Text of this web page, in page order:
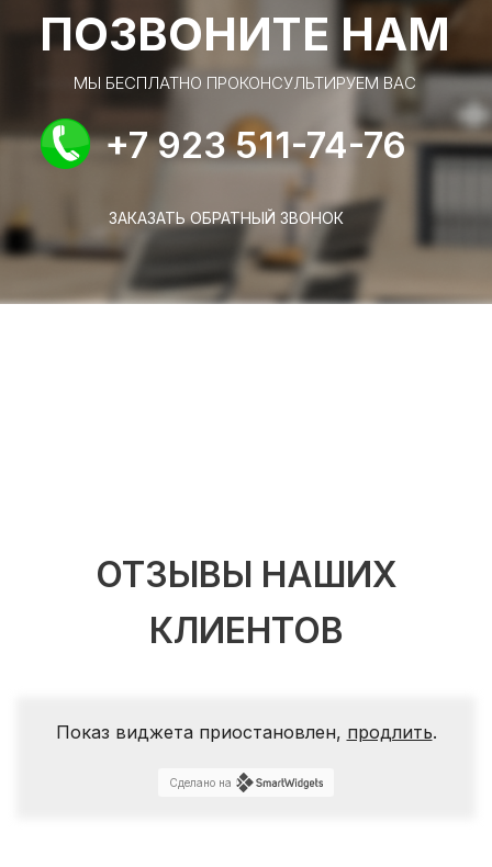
ПОЗВОНИТЕ НАМ
МЫ БЕСПЛАТНО ПРОКОНСУЛЬТИРУЕМ ВАС
+7 923 511-74-76
ЗАКАЗАТЬ ОБРАТНЫЙ ЗВОНОК
ОТЗЫВЫ НАШИХ
КЛИЕНТОВ
Показ виджета приостановлен, продлить.
Сделано на